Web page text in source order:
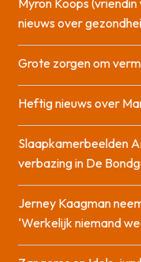
Myron Koops
nieuws over
Grote zorgen om
Heftig nieuws over
Slaapkamerbeelden
verbazing in De
Jerney Kaagman
‘Werkelijk niemand